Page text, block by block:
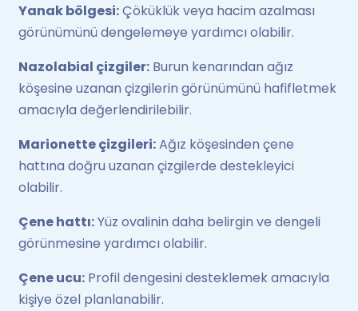
Yanak bölgesi:Çöküklük veya hacim azalması
görünümünü dengelemeye yardımcı olabilir.
Nazolabial çizgiler: Burun kenarından ağız
köşesine uzanan çizgilerin görünümünü hafifletmek
amacıyla değerlendirilebilir.
Marionette çizgileri:Ağız köşesinden çene
hattına doğru uzanan çizgilerde destekleyici
olabilir.
Çene hattı:Yüz ovalinin daha belirgin ve dengeli
görünmesine yardımcı olabilir.
Çene ucu: Profil dengesini desteklemek amacıyla
kişiye özel planlanabilir.